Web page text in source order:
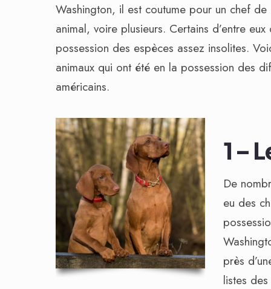
Washington, il est coutume pour un chef de
animal, voire plusieurs. Certains d’entre
possession des espèces assez insolites.
animaux qui ont été en la possession des
américains.
1 –
De
eu des
près
listes